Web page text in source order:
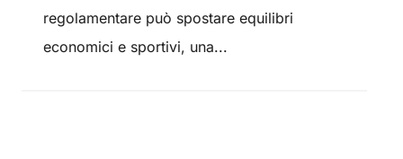
regolamentare può spostare equilibri
economici e sportivi, una...